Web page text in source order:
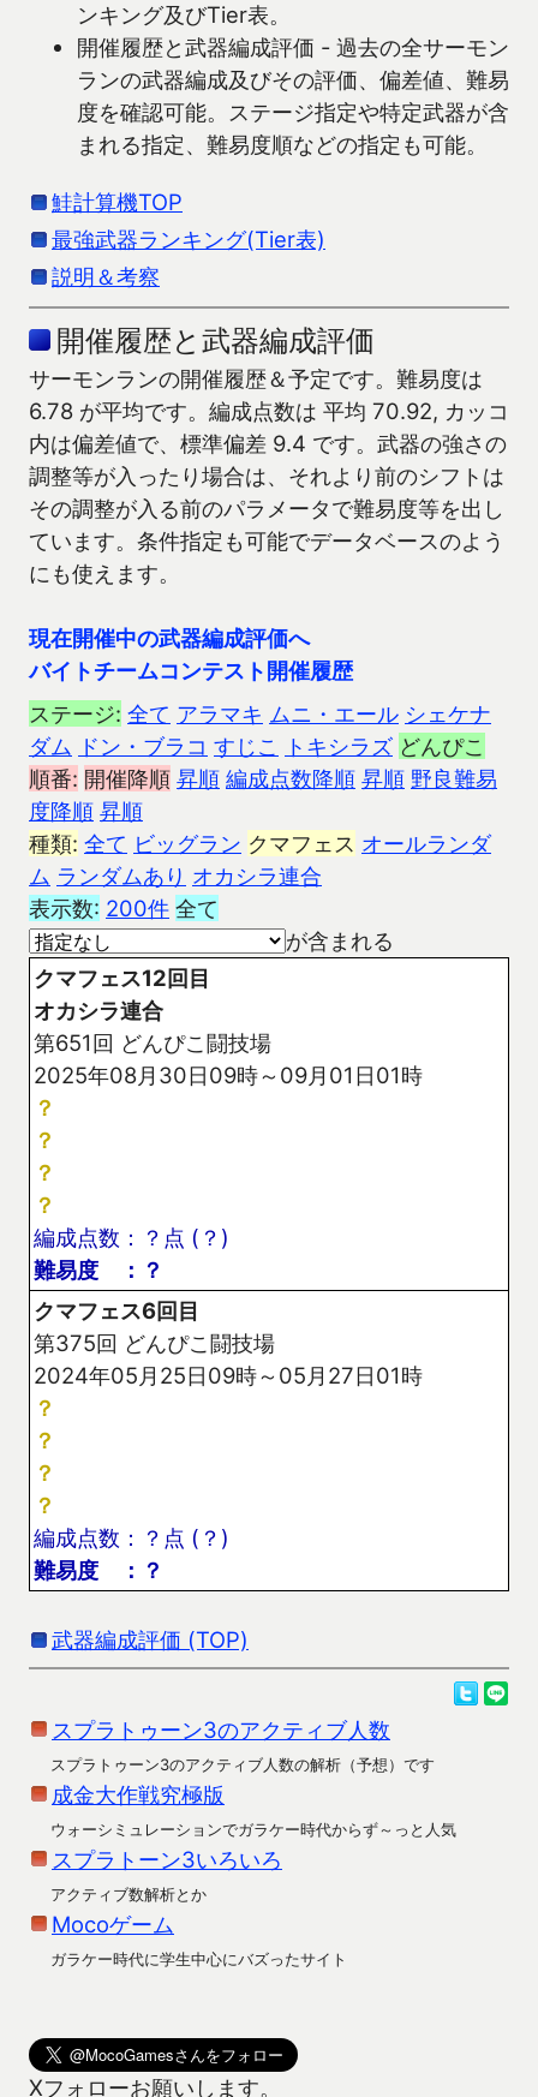
ンキング及びTier表。
開催履歴と武器編成評価 - 過去の全サーモン
ランの武器編成及びその評価、偏差値、難易
度を確認可能。ステージ指定や特定武器が含
まれる指定、難易度順などの指定も可能。
鮭計算機TOP
最強武器ランキング(Tier表)
説明＆考察
開催履歴と武器編成評価
サーモンランの開催履歴＆予定です。難易度は
6.78 が平均です。編成点数は 平均 70.92, カッコ
内は偏差値で、標準偏差 9.4 です。武器の強さの
調整等が入ったり場合は、それより前のシフトは
その調整が入る前のパラメータで難易度等を出し
ています。条件指定も可能でデータベースのよう
にも使えます。
現在開催中の武器編成評価へ
バイトチームコンテスト開催履歴
ステージ: 全て アラマキ ムニ・エール シェケナ
ダム ドン・ブラコ すじこ トキシラズ どんぴこ
順番: 開催降順 昇順 編成点数降順 昇順 野良難易
度降順 昇順
種類: 全て ビッグラン クマフェス オールランダ
ム ランダムあり オカシラ連合
表示数: 200件 全て
が含まれる
クマフェス12回目
オカシラ連合
第651回 どんぴこ闘技場
2025年08月30日09時～09月01日01時
？
？
？
？
編成点数：？点 (？)
難易度 ：？
クマフェス6回目
第375回 どんぴこ闘技場
2024年05月25日09時～05月27日01時
？
？
？
？
編成点数：？点 (？)
難易度 ：？
武器編成評価 (TOP)
スプラトゥーン3のアクティブ人数
スプラトゥーン3のアクティブ人数の解析（予想）です
成金大作戦究極版
ウォーシミュレーションでガラケー時代からず～っと人気
スプラトーン3いろいろ
アクティブ数解析とか
Mocoゲーム
ガラケー時代に学生中心にバズったサイト
Xフォローお願いします。